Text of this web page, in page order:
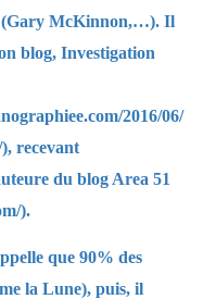
(Gary McKinnon,…). Il
blog, Investigation
2016/06/
), recevant
du blog Area 51
).
que 90% des
la Lune), puis, il